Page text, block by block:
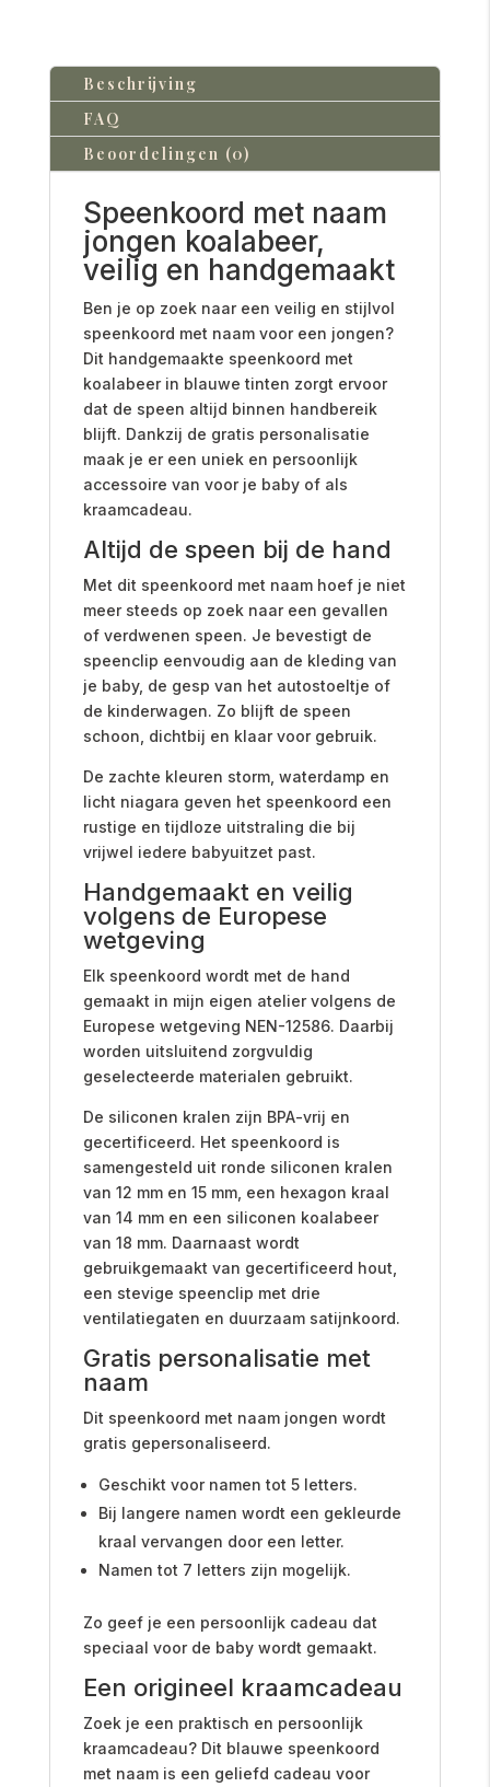
Beschrijving
FAQ
Beoordelingen (0)
Speenkoord met naam
jongen koalabeer,
veilig en handgemaakt
Ben je op zoek naar een veilig en stijlvol
speenkoord met naam voor een jongen?
Dit handgemaakte speenkoord met
koalabeer in blauwe tinten zorgt ervoor
dat de speen altijd binnen handbereik
blijft. Dankzij de gratis personalisatie
maak je er een uniek en persoonlijk
accessoire van voor je baby of als
kraamcadeau.
Altijd de speen bij de hand
Met dit speenkoord met naam hoef je niet
meer steeds op zoek naar een gevallen
of verdwenen speen. Je bevestigt de
speenclip eenvoudig aan de kleding van
je baby, de gesp van het autostoeltje of
de kinderwagen. Zo blijft de speen
schoon, dichtbij en klaar voor gebruik.
De zachte kleuren storm, waterdamp en
licht niagara geven het speenkoord een
rustige en tijdloze uitstraling die bij
vrijwel iedere babyuitzet past.
Handgemaakt en veilig
volgens de Europese
wetgeving
Elk speenkoord wordt met de hand
gemaakt in mijn eigen atelier volgens de
Europese wetgeving NEN-12586. Daarbij
worden uitsluitend zorgvuldig
geselecteerde materialen gebruikt.
De siliconen kralen zijn BPA-vrij en
gecertificeerd. Het speenkoord is
samengesteld uit ronde siliconen kralen
van 12 mm en 15 mm, een hexagon kraal
van 14 mm en een siliconen koalabeer
van 18 mm. Daarnaast wordt
gebruikgemaakt van gecertificeerd hout,
een stevige speenclip met drie
ventilatiegaten en duurzaam satijnkoord.
Gratis personalisatie met
naam
Dit speenkoord met naam jongen wordt
gratis gepersonaliseerd.
Geschikt voor namen tot 5 letters.
Bij langere namen wordt een gekleurde
kraal vervangen door een letter.
Namen tot 7 letters zijn mogelijk.
Zo geef je een persoonlijk cadeau dat
speciaal voor de baby wordt gemaakt.
Een origineel kraamcadeau
Zoek je een praktisch en persoonlijk
kraamcadeau? Dit blauwe speenkoord
met naam is een geliefd cadeau voor